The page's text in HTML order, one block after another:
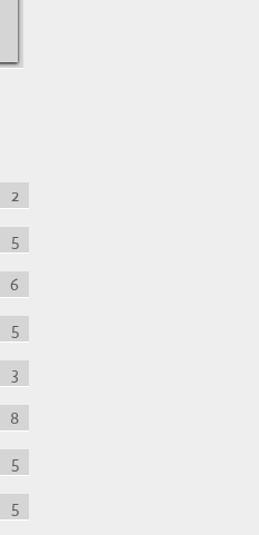
2
5
6
5
3
8
5
5